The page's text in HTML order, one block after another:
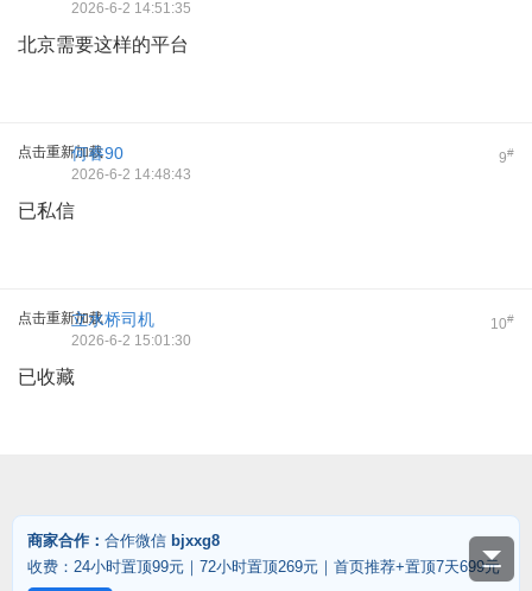
2026-6-2 14:51:35
北京需要这样的平台
点击重新加载 9#
何睿90
2026-6-2 14:48:43
已私信
点击重新加载 10#
立水桥司机
2026-6-2 15:01:30
已收藏
商家合作： 合作微信 bjxxg8
收费：24小时置顶99元｜72小时置顶269元｜首页推荐+置顶7天699元